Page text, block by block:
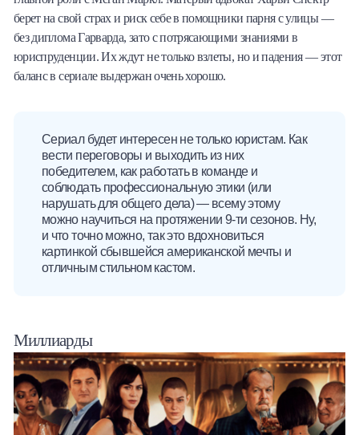
берет на свой страх и риск себе в помощники парня с улицы —
без диплома Гарварда, зато с потрясающими знаниями в
юриспруденции. Их ждут не только взлеты, но и падения — этот
баланс в сериале выдержан очень хорошо.
Сериал будет интересен не только юристам. Как
вести переговоры и выходить из них
победителем, как работать в команде и
соблюдать профессиональную этики (или
нарушать для общего дела) — всему этому
можно научиться на протяжении 9-ти сезонов. Ну,
и что точно можно, так это вдохновиться
картинкой сбывшейся американской мечты и
отличным стильном кастом.
Миллиарды